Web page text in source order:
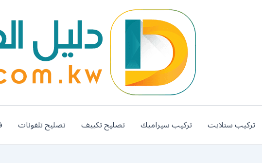
تركيب ستلايت تركيب سيراميك تصليح تكييف تصليح تلفونات